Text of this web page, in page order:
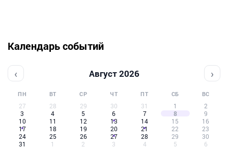
Календарь событий
‹ Август 2026 ›
ПН ВТ СР ЧТ ПТ СБ ВС
27 28 29 30 31 1
2
3
4 5 6 7 8
9
10
11 12 13 14 15
16
17
18 19 20 21 22
23
24
25 26 27 28 29
30
31
1 2 3 4 5 6